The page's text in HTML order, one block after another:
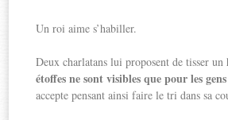
Un roi aime s’habiller.
Deux charlatans lui proposent de tisser
étoffes ne sont visibles que pour les
accepte pensant ainsi faire le tri dans sa